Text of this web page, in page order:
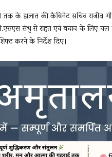
के हालात की कैबिनेट सचिव राजीव
संधु से राहत एवं बचाव के लिए चल रहे
करने के निर्देश दिए।